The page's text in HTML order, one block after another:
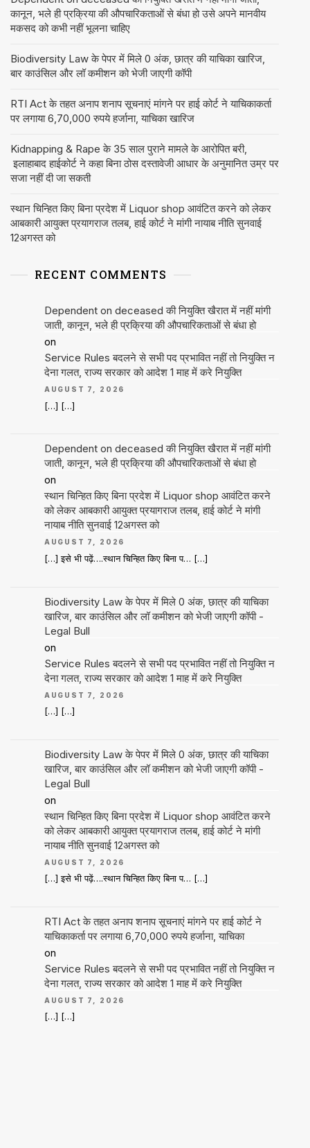
कानून, भले ही प्रक्रिया की औपचारिकताओं से बंधा हो उसे अपने मानवीय
मकसद को कभी नहीं भूलना चाहिए
Biodiversity Law के पेपर में मिले 0 अंक, छात्र की याचिका खारिज,
बार काउंसिल और लॉ कमीशन को भेजी जाएगी कॉपी
RTI Act के तहत अनाप शनाप सूचनाएं मांगने पर हाई कोर्ट ने याचिकाकर्ता
पर लगाया 6,70,000 रुपये हर्जाना, याचिका खारिज
Kidnapping & Rape के 35 साल पुराने मामले के आरोपित बरी,
इलाहाबाद हाईकोर्ट ने कहा बिना ठोस दस्तावेजी आधार के अनुमानित उम्र पर
सजा नहीं दी जा सकती
स्थान चिन्हित किए बिना प्रदेश में Liquor shop आवंटित करने को लेकर
आबकारी आयुक्त प्रयागराज तलब, हाई कोर्ट ने मांगी नायाब नीति सुनवाई
12अगस्त को
RECENT COMMENTS
Dependent on deceased की नियुक्ति खैरात में नहीं मांगी
जाती, कानून, भले ही प्रक्रिया की औपचारिकताओं से बंधा हो
on
Service Rules बदलने से सभी पद प्रभावित नहीं तो नियुक्ति न
देना गलत, राज्य सरकार को आदेश 1 माह में करे नियुक्ति
AUGUST 7, 2026
[…] […]
Dependent on deceased की नियुक्ति खैरात में नहीं मांगी
जाती, कानून, भले ही प्रक्रिया की औपचारिकताओं से बंधा हो
on
स्थान चिन्हित किए बिना प्रदेश में Liquor shop आवंटित करने
को लेकर आबकारी आयुक्त प्रयागराज तलब, हाई कोर्ट ने मांगी
नायाब नीति सुनवाई 12अगस्त को
AUGUST 7, 2026
[…] इसे भी पढ़ें….स्थान चिन्हित किए बिना प… […]
Biodiversity Law के पेपर में मिले 0 अंक, छात्र की याचिका
खारिज, बार काउंसिल और लॉ कमीशन को भेजी जाएगी कॉपी -
Legal Bull
on
Service Rules बदलने से सभी पद प्रभावित नहीं तो नियुक्ति न
देना गलत, राज्य सरकार को आदेश 1 माह में करे नियुक्ति
AUGUST 7, 2026
[…] […]
Biodiversity Law के पेपर में मिले 0 अंक, छात्र की याचिका
खारिज, बार काउंसिल और लॉ कमीशन को भेजी जाएगी कॉपी -
Legal Bull
on
स्थान चिन्हित किए बिना प्रदेश में Liquor shop आवंटित करने
को लेकर आबकारी आयुक्त प्रयागराज तलब, हाई कोर्ट ने मांगी
नायाब नीति सुनवाई 12अगस्त को
AUGUST 7, 2026
[…] इसे भी पढ़ें….स्थान चिन्हित किए बिना प… […]
RTI Act के तहत अनाप शनाप सूचनाएं मांगने पर हाई कोर्ट ने
याचिकाकर्ता पर लगाया 6,70,000 रुपये हर्जाना, याचिका
on
Service Rules बदलने से सभी पद प्रभावित नहीं तो नियुक्ति न
देना गलत, राज्य सरकार को आदेश 1 माह में करे नियुक्ति
AUGUST 7, 2026
[…] […]